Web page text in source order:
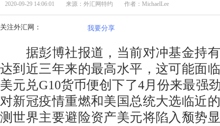
2020-09-29 14:06:01 来源：外汇网特约 作者：MichaelLee
关注外汇网： 我要分享
据彭博社报道，当前对冲基金持有
达到近三年来的最高水平，这可能面
美元兑G10货币便创下了4月份来最强
对新冠疫情重燃和美国总统大选临近
测世界主要避险资产美元将陷入颓势